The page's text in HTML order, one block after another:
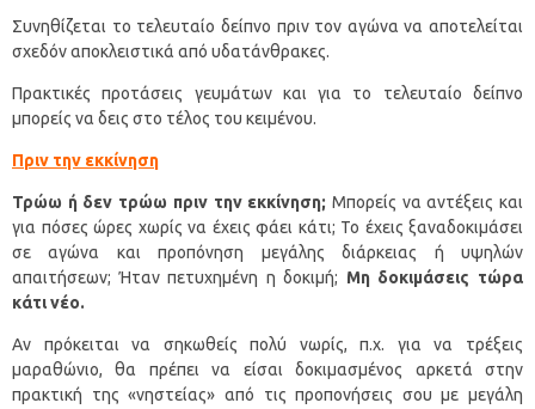
Συνηθίζεται το τελευταίο δείπνο πριν τον αγώνα να αποτελείται
σχεδόν αποκλειστικά από υδατάνθρακες.
Πρακτικές προτάσεις γευμάτων και για το τελευταίο δείπνο
μπορείς να δεις στο τέλος του κειμένου.
Πριν την εκκίνηση
Τρώω ή δεν τρώω πριν την εκκίνηση; Μπορείς να αντέξεις και
για πόσες ώρες χωρίς να έχεις φάει κάτι; Το έχεις ξαναδοκιμάσει
σε αγώνα και προπόνηση μεγάλης διάρκειας ή υψηλών
απαιτήσεων; Ήταν πετυχημένη η δοκιμή; Μη δοκιμάσεις τώρα
κάτι νέο.
Αν πρόκειται να σηκωθείς πολύ νωρίς, π.χ. για να τρέξεις
μαραθώνιο, θα πρέπει να είσαι δοκιμασμένος αρκετά στην
πρακτική της «νηστείας» από τις προπονήσεις σου με μεγάλη